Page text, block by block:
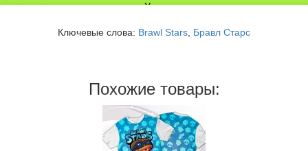
Украине
Ключевые слова: Brawl Stars Бравл Старс
Похожие товары: